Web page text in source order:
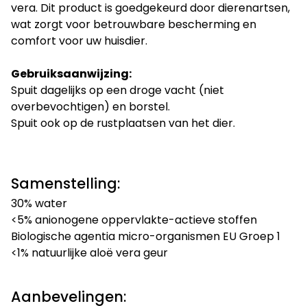
vera. Dit product is goedgekeurd door dierenartsen,
wat zorgt voor betrouwbare bescherming en
comfort voor uw huisdier.
Gebruiksaanwijzing:
Spuit dagelijks op een droge vacht (niet
overbevochtigen) en borstel.
Spuit ook op de rustplaatsen van het dier.
Samenstelling:
30% water
<5% anionogene oppervlakte-actieve stoffen
Biologische agentia micro-organismen EU Groep 1
<1% natuurlijke aloë vera geur
Aanbevelingen: